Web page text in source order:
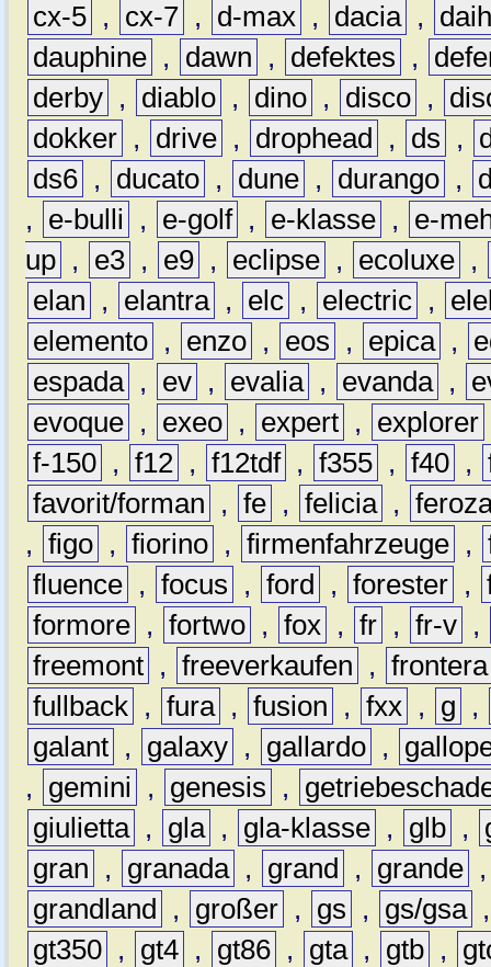
cx-5 , cx-7 , d-max , dacia ,
dauphine , dawn , defektes ,
derby , diablo , dino , disco ,
dokker , drive , drophead , ds ,
ds6 , ducato , dune , durango ,
,
e-bulli , e-golf , e-klasse ,
e-
up , e3 , e9 , eclipse , ecoluxe ,
elan
, elantra , elc , electric ,
elemento , enzo , eos , epica ,
espada , ev , evalia , evanda ,
evoque , exeo , expert , explorer
f-150 , f12 , f12tdf , f355 , f40 ,
favorit/forman
, fe , felicia ,
, figo , fiorino , firmenfahrzeuge ,
fluence , focus , ford , forester ,
formore , fortwo , fox , fr , fr-v ,
freemont , freeverkaufen , frontera
fullback , fura , fusion , fxx , g
,
galant , galaxy , gallardo ,
,
gemini , genesis ,
giulietta , gla , gla-klasse , glb ,
gran
, granada , grand , grande
grandland
, großer , gs , gs/gsa
gt350 , gt4 , gt86 , gta , gtb ,